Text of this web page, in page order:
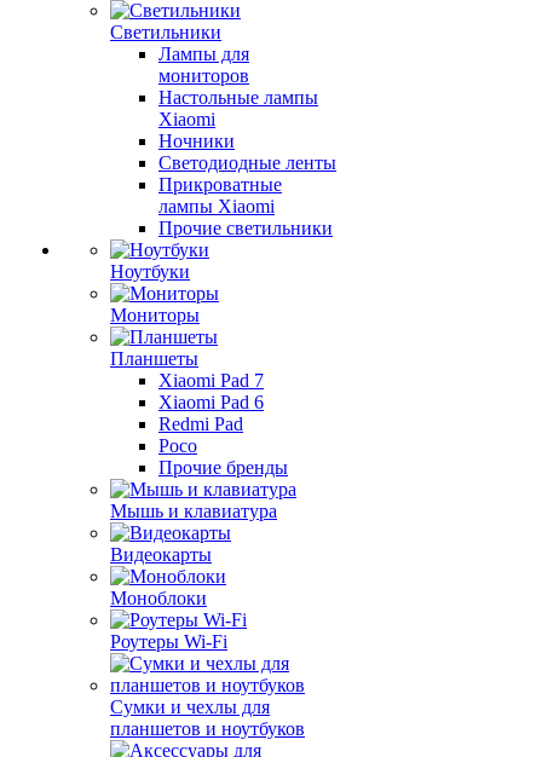
Светильники
Лампы для
мониторов
Настольные лампы
Xiaomi
Ночники
Светодиодные ленты
Прикроватные
лампы Xiaomi
Прочие светильники
Ноутбуки
Мониторы
Планшеты
Xiaomi Pad 7
Xiaomi Pad 6
Redmi Pad
Poco
Прочие бренды
Мышь и клавиатура
Видеокарты
Моноблоки
Роутеры Wi-Fi
Сумки и чехлы для
планшетов и ноутбуков